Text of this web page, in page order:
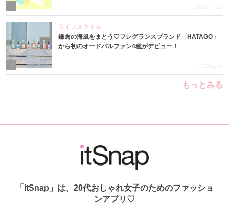
4 2026.7.16
ライフスタイル
鎌倉の海風をまとう♡フレグランスブランド「HATAGO」
から初のオードパルファン4種がデビュー！
2026.7.6
もっとみる
「itSnap」は、20代おしゃれ女子のためのファッショ
ンアプリ♡